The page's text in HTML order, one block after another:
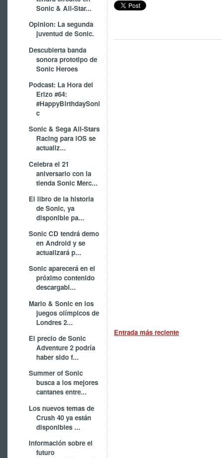
Sonic & All-Star...
Opinion: La segunda
juventud de Sonic.
Descubierta banda
sonora prototipo de
Sonic Heroes
Podcast: La Hora del
Erizo #64:
#HappyBirthdaySoni
c
Sonic & Sega All-Stars
Racing para iOS se
actualiz...
Celebra el 21
aniversario con la
tienda Sonic Merc...
El libro de la historia
de Sonic, ya
disponible pa...
Sonic CD tendrá demo
en Android y se
actualizará p...
Sonic aparecerá en el
próximo contenido
descargabl...
Mario & Sonic en los
juegos olímpicos de
Londres 2...
El precio de Sonic
Adventure 2 podría
haber sido f...
Summer of Sonic
busca a los mejores
cantanes entre...
Los nuevos temas de
Crush 40 ya están
disponibles ...
Información sobre el
futuro
Entrada más reciente